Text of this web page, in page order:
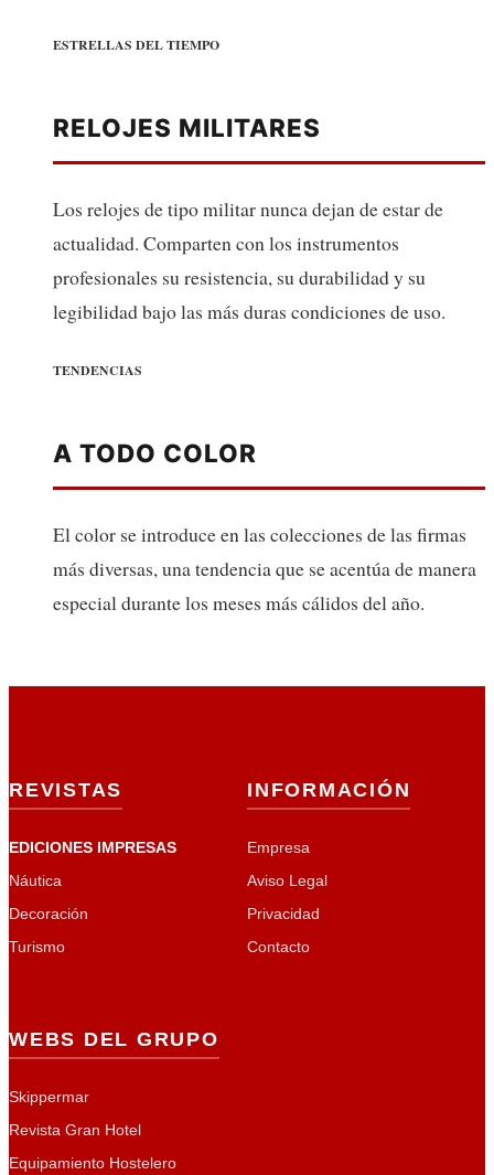
ESTRELLAS DEL TIEMPO
RELOJES MILITARES
Los relojes de tipo militar nunca dejan de estar de
actualidad. Comparten con los instrumentos
profesionales su resistencia, su durabilidad y su
legibilidad bajo las más duras condiciones de uso.
TENDENCIAS
A TODO COLOR
El color se introduce en las colecciones de las firmas
más diversas, una tendencia que se acentúa de manera
especial durante los meses más cálidos del año.
REVISTAS
EDICIONES IMPRESAS
Náutica
Decoración
Turismo
INFORMACIÓN
Empresa
Aviso Legal
Privacidad
Contacto
WEBS DEL GRUPO
Skippermar
Revista Gran Hotel
Equipamiento Hostelero